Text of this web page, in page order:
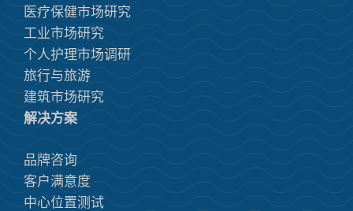
医疗保健市场研究
工业市场研究
个人护理市场调研
旅行与旅游
建筑市场研究
解决方案
品牌咨询
客户满意度
中心位置测试